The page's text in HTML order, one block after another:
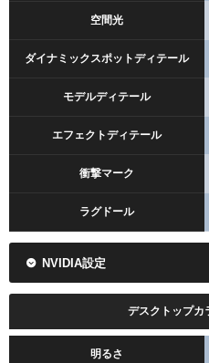
空間光
ダイナミックスポットディテール
モデルディテール
エフェクトディテール
衝撃マーク
ラグドール
NVIDIA設定
デスクトップカ
明るさ